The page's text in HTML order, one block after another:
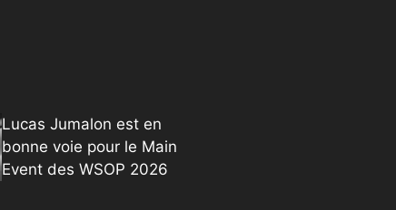
Lucas Jumalon est en
bonne voie pour le Main
Event des WSOP 2026